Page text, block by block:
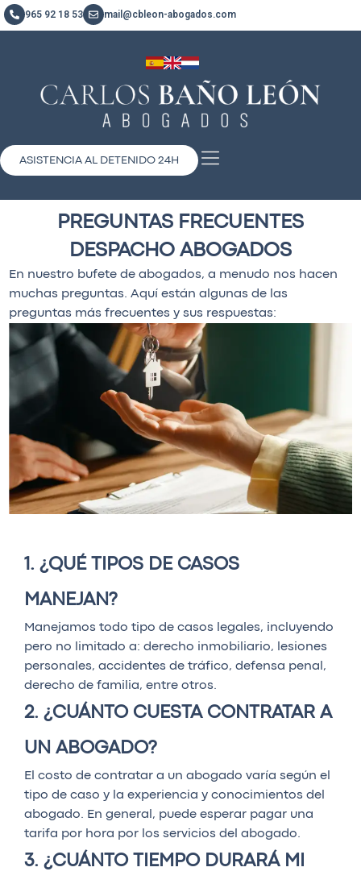
965 92 18 53 mail@cbleon-abogados.com
ASISTENCIA AL DETENIDO 24H
PREGUNTAS FRECUENTES
DESPACHO ABOGADOS
En nuestro bufete de abogados, a menudo nos hacen
muchas preguntas. Aquí están algunas de las
preguntas más frecuentes y sus respuestas:
1. ¿QUÉ TIPOS DE CASOS
MANEJAN?
Manejamos todo tipo de casos legales, incluyendo
pero no limitado a: derecho inmobiliario, lesiones
personales, accidentes de tráfico, defensa penal,
derecho de familia, entre otros.
2. ¿CUÁNTO CUESTA CONTRATAR A
UN ABOGADO?
El costo de contratar a un abogado varía según el
tipo de caso y la experiencia y conocimientos del
abogado. En general, puede esperar pagar una
tarifa por hora por los servicios del abogado.
3. ¿CUÁNTO TIEMPO DURARÁ MI